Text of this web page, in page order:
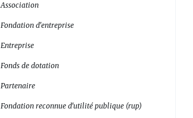
Association
Fondation d'entreprise
Entreprise
Fonds de dotation
Partenaire
Fondation reconnue d'utilité publique (rup)